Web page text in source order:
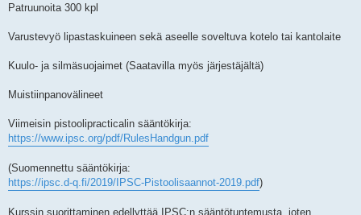
Patruunoita 300 kpl
Varustevyö lipastaskuineen sekä aseelle soveltuva kotelo tai kantolaite
Kuulo- ja silmäsuojaimet (Saatavilla myös järjestäjältä)
Muistiinpanovälineet
Viimeisin pistoolipracticalin sääntökirja:
https://www.ipsc.org/pdf/RulesHandgun.pdf
(Suomennettu sääntökirja:
https://ipsc.d-q.fi/2019/IPSC-Pistoolisaannot-2019.pdf)
Kurssin suorittaminen edellyttää IPSC:n sääntötuntemusta, joten